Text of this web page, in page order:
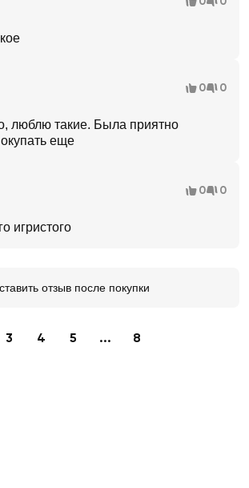
0 0
люблю такие. Была приятно
еще
0 0
игристого
отзыв после покупки
3 4 5 ... 8